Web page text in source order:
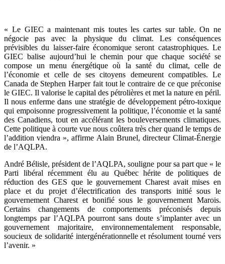
« Le GIEC a maintenant mis toutes les cartes sur table. On ne
négocie pas avec la physique du climat. Les conséquences
prévisibles du laisser-faire économique seront catastrophiques. Le
GIEC balise aujourd’hui le chemin pour que chaque société se
compose un menu énergétique où la santé du climat, celle de
l’économie et celle de ses citoyens demeurent compatibles. Le
Canada de Stephen Harper fait tout le contraire de ce que préconise
le GIEC. Il valorise le capital des pétrolières et met la nature en péril.
Il nous enferme dans une stratégie de développement pétro-toxique
qui empoisonne progressivement la politique, l’économie et la santé
des Canadiens, tout en accélérant les bouleversements climatiques.
Cette politique à courte vue nous coûtera très cher quand le temps de
l’addition viendra », affirme Alain Brunel, directeur Climat-Énergie
de l’AQLPA.
André Bélisle, président de l’AQLPA, souligne pour sa part que « le
Parti libéral récemment élu au Québec hérite de politiques de
réduction des GES que le gouvernement Charest avait mises en
place et du projet d’électrification des transports initié sous le
gouvernement Charest et bonifié sous le gouvernement Marois.
Certains changements de comportements préconisés depuis
longtemps par l’AQLPA pourront sans doute s’implanter avec un
gouvernement majoritaire, environnementalement responsable,
soucieux de solidarité intergénérationnelle et résolument tourné vers
l’avenir. »